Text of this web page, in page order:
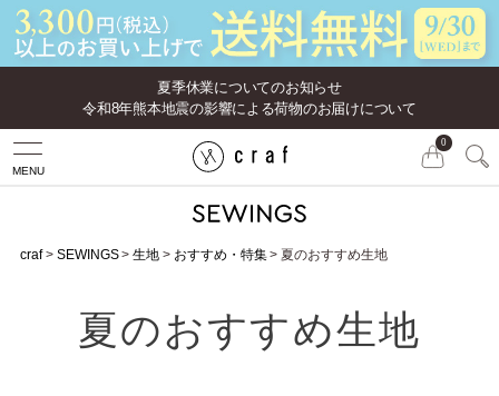
夏季休業についてのお知らせ
令和8年熊本地震の影響による荷物のお届けについて
MENU
0
craf SEWINGS 生地 おすすめ・特集 夏のおすすめ生地
夏のおすすめ生地